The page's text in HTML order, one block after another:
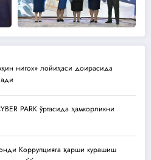
нигох» лойиҳаси доирасида
PARK ўртасида ҳамкорликни
Коррупцияга қарши курашиш